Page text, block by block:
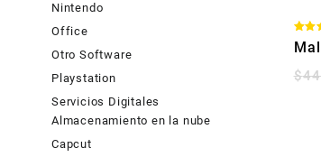
con
de 5
por
$
Nintendo
Office
Otro Software
Playstation
Servicios Digitales
Almacenamiento en la nube
Capcut